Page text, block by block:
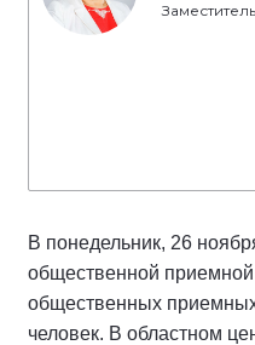
В понедельник, 26
общественной
общественных
человек. В областном